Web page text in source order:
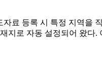
료 등록 시 특정 지역을
지로 자동 설정되어 왔다.